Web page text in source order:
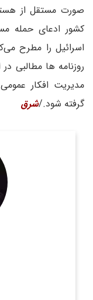
صورت مستقل از
کشور ادعای حمله
اسرائیل را مطرح
روزنامه ها
مدیریت افکار
گرفته شود./شرق
روزنامه نگار